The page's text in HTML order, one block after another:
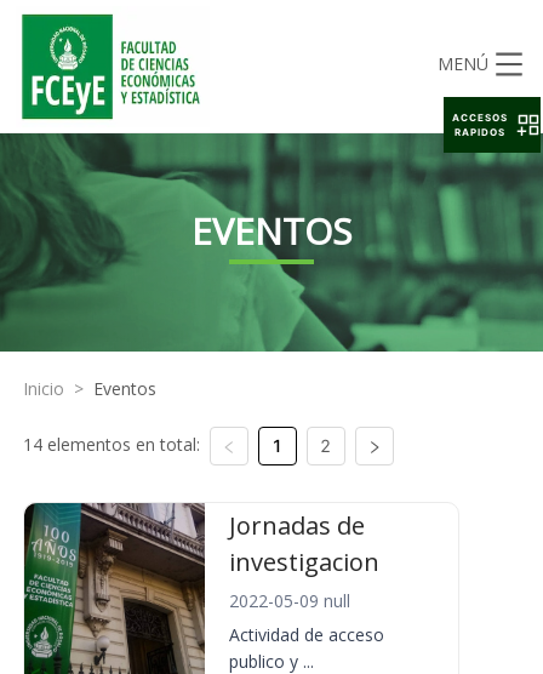
MENÚ
EVENTOS
Inicio > Eventos
14 elementos en total: 1 2
Jornadas de
investigacion
2022-05-09 null
Actividad de acceso
publico y ...
ACCESOS
RAPIDOS